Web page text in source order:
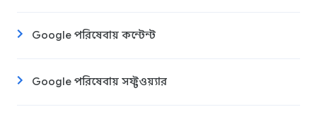
Google পরিষেবায় কন্টেন্ট
Google পরিষেবায় সফ্টওয়্যার